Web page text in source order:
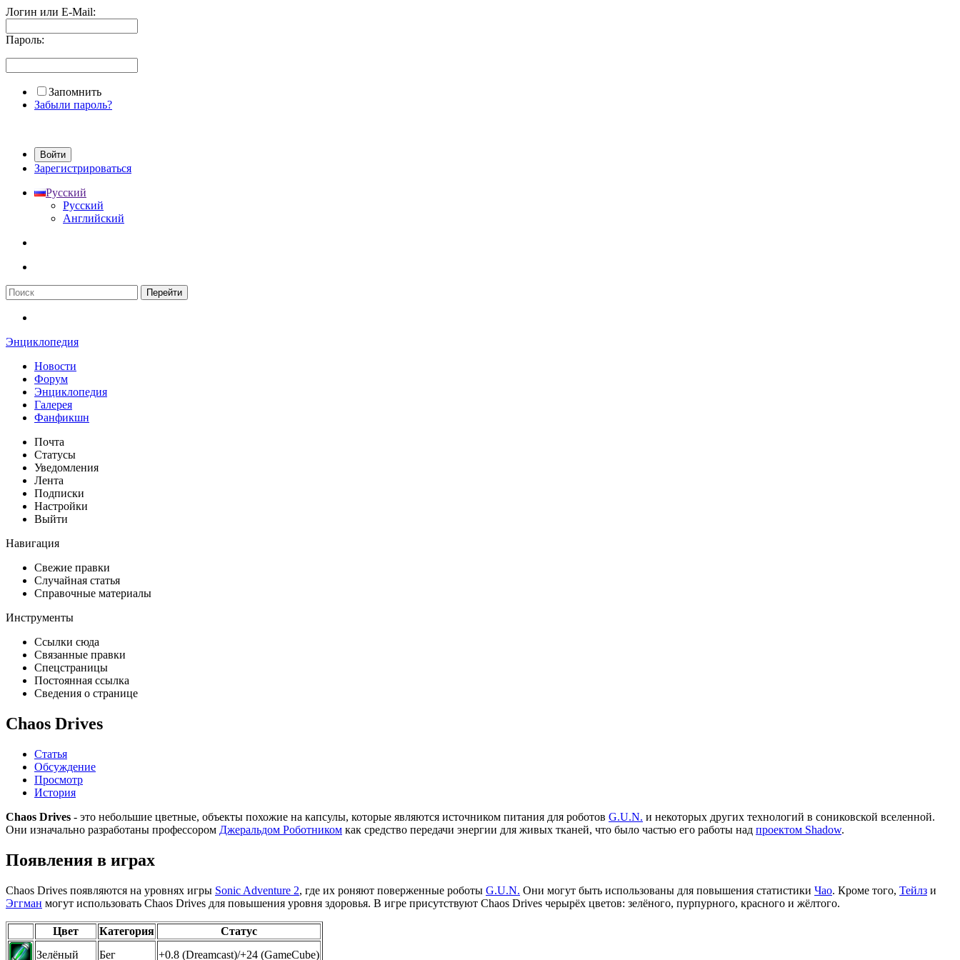
Логин или E-Mail:
Пароль:
Запомнить
Забыли пароль?
Войти
Зарегистрироваться
Русский
Русский
Английский
Энциклопедия
Новости
Форум
Энциклопедия
Галерея
Фанфикшн
Почта
Статусы
Уведомления
Лента
Подписки
Настройки
Выйти
Навигация
Свежие правки
Случайная статья
Справочные материалы
Инструменты
Ссылки сюда
Связанные правки
Спецстраницы
Постоянная ссылка
Сведения о странице
Chaos Drives
Статья
Обсуждение
Просмотр
История
Chaos Drives - это небольшие цветные, объекты похожие на капсулы, которые являются источником питания для роботов G.U.N. и некоторых других технологий в сониковской вселенной.
Они изначально разработаны профессором Джеральдом Роботником как средство передачи энергии для живых тканей, что было частью его работы над проектом Shadow.
Появления в играх
Chaos Drives появляются на уровнях игры Sonic Adventure 2, где их роняют поверженные роботы G.U.N. Они могут быть использованы для повышения статистики Чао. Кроме того, Тейлз и
Эггман могут использовать Chaos Drives для повышения уровня здоровья. В игре присутствуют Chaos Drives черырёх цветов: зелёного, пурпурного, красного и жёлтого.
Цвет Категория
Статус
Зелёный
Бег +0.8 (Dreamcast)/+24 (GameCube)